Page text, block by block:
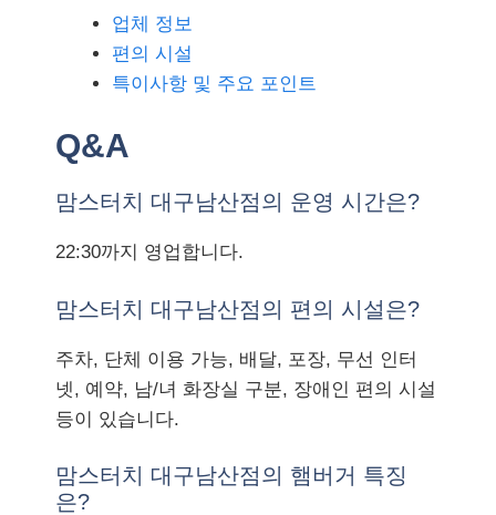
업체 정보
편의 시설
특이사항 및 주요 포인트
Q&A
맘스터치 대구남산점의 운영 시간은?
22:30까지 영업합니다.
맘스터치 대구남산점의 편의 시설은?
주차, 단체 이용 가능, 배달, 포장, 무선 인터
넷, 예약, 남/녀 화장실 구분, 장애인 편의 시설
등이 있습니다.
맘스터치 대구남산점의 햄버거 특징
은?